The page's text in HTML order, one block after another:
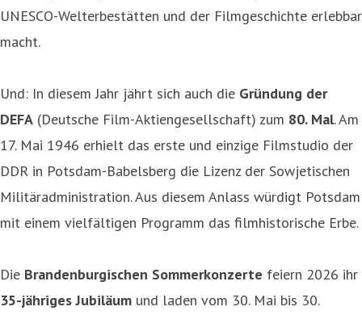
UNESCO-Welterbestätten und der Filmgeschichte erlebbar
macht.
Und: In diesem Jahr jährt sich auch die Gründung der
DEFA (Deutsche Film-Aktiengesellschaft) zum 80. Mal. Am
17. Mai 1946 erhielt das erste und einzige Filmstudio der
DDR in Potsdam-Babelsberg die Lizenz der Sowjetischen
Militäradministration. Aus diesem Anlass würdigt Potsdam
mit einem vielfältigen Programm das filmhistorische Erbe.
Die Brandenburgischen Sommerkonzerte feiern 2026 ihr
35-jähriges Jubiläum und laden vom 30. Mai bis 30.